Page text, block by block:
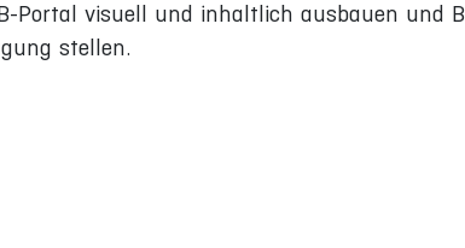
Portal visuell und inhaltlich ausbauen und
stellen.